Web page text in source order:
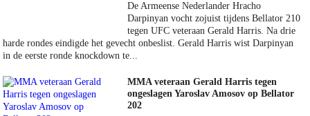
De Armeense Nederlander Hracho
Darpinyan vocht zojuist tijdens Bellator 210
tegen UFC veteraan Gerald Harris. Na drie
harde rondes eindigde het gevecht onbeslist. Gerald Harris wist Darpinyan
in de eerste ronde knockdown te...
MMA veteraan Gerald Harris tegen
ongeslagen Yaroslav Amosov op Bellator
202